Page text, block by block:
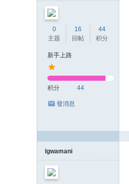
0
主题
16
回帖
44
积分
新手上路
积分 44
發消息
lgwamani